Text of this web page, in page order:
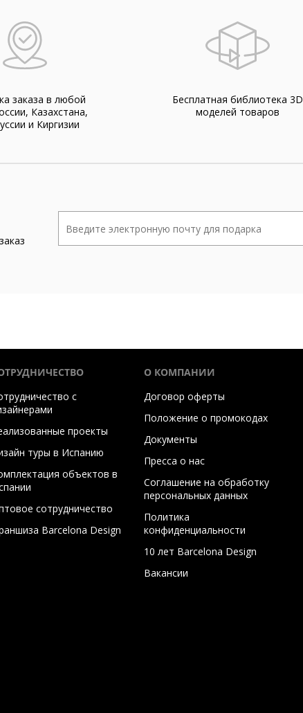
заказа в любой
Казахстана,
и Киргизии
Бесплатная библиотека 3D
моделей товаров
с
проекты
туры в Испанию
объектов в
сотрудничество
Barcelona Design
О КОМПАНИИ
Договор оферты
Положение о промокодах
Документы
Пресса о нас
Соглашение на обработку
персональных данных
Политика
конфиденциальности
10 лет Barcelona Design
Вакансии